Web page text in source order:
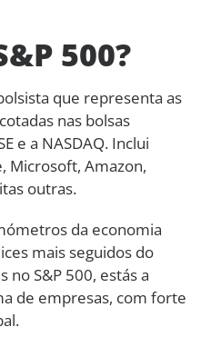
500?
que representa as
nas bolsas
e a NASDAQ. Inclui
Microsoft, Amazon,
outras.
da economia
mais seguidos do
no S&P 500, estás a
de empresas, com forte